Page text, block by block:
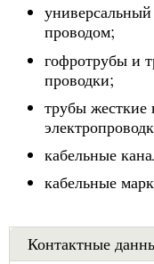
проводом;
гофротрубы и
проводки;
трубы жесткие
кабельные
кабельные
Контактные